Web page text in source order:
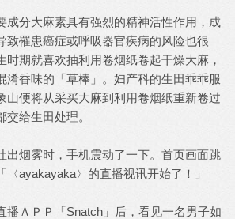
分大麻素具有强烈的精神活性作用，成
致罹患癌症或呼吸器官疾病的风险也很
时期就喜欢抽利用卷烟纸卷起干燥大麻，
淆香味的「草棒」。妇产科的生田乖乖服
山便将从采买大麻到利用卷烟纸重新卷过
交给生田处理。
烟雾时，手机震动了一下。首页画面跳
〈ayakayaka〉的直播视讯开始了！」
ＡＰＰ「Snatch」后，看见一名男子如